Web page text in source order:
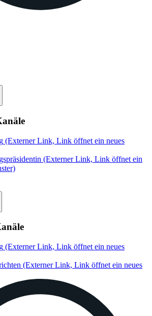
(Externer Link, Link öffnet ein neues
(Externer Link, Link öffnet ein
(Externer Link, Link öffnet ein neues
(Externer Link, Link öffnet ein neues